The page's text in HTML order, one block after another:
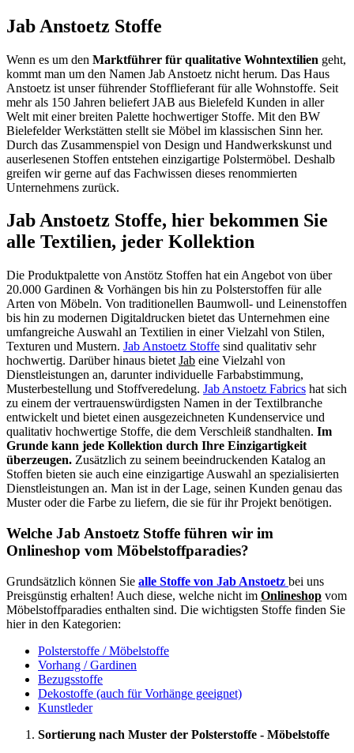
Jab Anstoetz Stoffe
Wenn es um den Marktführer für qualitative Wohntextilien geht,
kommt man um den Namen Jab Anstoetz nicht herum. Das Haus
Anstoetz ist unser führender Stofflieferant für alle Wohnstoffe. Seit
mehr als 150 Jahren beliefert JAB aus Bielefeld Kunden in aller
Welt mit einer breiten Palette hochwertiger Stoffe. Mit den BW
Bielefelder Werkstätten stellt sie Möbel im klassischen Sinn her.
Durch das Zusammenspiel von Design und Handwerkskunst und
auserlesenen Stoffen entstehen einzigartige Polstermöbel. Deshalb
greifen wir gerne auf das Fachwissen dieses renommierten
Unternehmens zurück.
Jab Anstoetz Stoffe, hier bekommen Sie
alle Textilien, jeder Kollektion
Die Produktpalette von Anstötz Stoffen hat ein Angebot von über
20.000 Gardinen & Vorhängen bis hin zu Polsterstoffen für alle
Arten von Möbeln. Von traditionellen Baumwoll- und Leinenstoffen
bis hin zu modernen Digitaldrucken bietet das Unternehmen eine
umfangreiche Auswahl an Textilien in einer Vielzahl von Stilen,
Texturen und Mustern. Jab Anstoetz Stoffe sind qualitativ sehr
hochwertig. Darüber hinaus bietet Jab eine Vielzahl von
Dienstleistungen an, darunter individuelle Farbabstimmung,
Musterbestellung und Stoffveredelung. Jab Anstoetz Fabrics hat sich
zu einem der vertrauenswürdigsten Namen in der Textilbranche
entwickelt und bietet einen ausgezeichneten Kundenservice und
qualitativ hochwertige Stoffe, die dem Verschleiß standhalten. Im
Grunde kann jede Kollektion durch Ihre Einzigartigkeit
überzeugen. Zusätzlich zu seinem beeindruckenden Katalog an
Stoffen bieten sie auch eine einzigartige Auswahl an spezialisierten
Dienstleistungen an. Man ist in der Lage, seinen Kunden genau das
Muster oder die Farbe zu liefern, die sie für ihr Projekt benötigen.
Welche Jab Anstoetz Stoffe führen wir im
Onlineshop vom Möbelstoffparadies?
Grundsätzlich können Sie alle Stoffe von Jab Anstoetz bei uns
Preisgünstig erhalten! Auch diese, welche nicht im Onlineshop vom
Möbelstoffparadies enthalten sind. Die wichtigsten Stoffe finden Sie
hier in den Kategorien:
Polsterstoffe / Möbelstoffe
Vorhang / Gardinen
Bezugsstoffe
Dekostoffe (auch für Vorhänge geeignet)
Kunstleder
Sortierung nach Muster der Polsterstoffe - Möbelstoffe